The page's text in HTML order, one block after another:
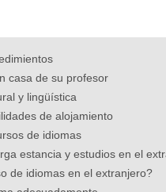
casa de su profesor
y lingüística
de alojamiento
de idiomas
estancia y estudios en el
de idiomas en el extranjero?